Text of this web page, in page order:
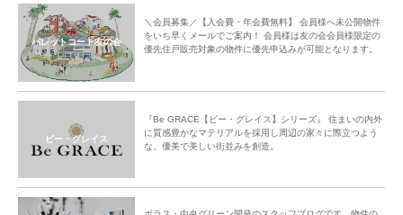
パレットコート友の会
＼会員募集／【入会費・年会費無料】 会員様へ未公開物件
をいち早くメールでご案内！ 会員様は友の会会員様限定の
優先住戸販売対象の物件に優先申込みが可能となります。
ビー・グレイス
『Be GRACE【ビー・グレイス】シリーズ』 住まいの内外
に質感豊かなマテリアルを採用し周辺の家々に際立つよう
な、優美で美しい街並みを創造。